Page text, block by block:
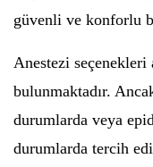
güvenli ve konforlu
Anestezi seçenekleri
bulunmaktadır.
durumlarda veya
durumlarda tercih